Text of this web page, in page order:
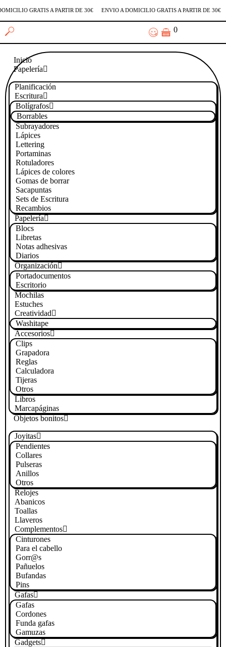
GRATIS A PARTIR DE 30€ ENVÍO A DOMICILIO GRATIS A PARTIR DE 30€
0
Inicio
Papelería
Planificación
Escritura
Bolígrafos
Borrables
Subrayadores
Lápices
Lettering
Portaminas
Rotuladores
Lápices de colores
Gomas de borrar
Sacapuntas
Sets de Escritura
Recambios
Papelería
Blocs
Libretas
Notas adhesivas
Diarios
Organización
Portadocumentos
Escritorio
Mochilas
Estuches
Creatividad
Washitape
Accesorios
Clips
Grapadora
Reglas
Calculadora
Tijeras
Otros
Libros
Marcapáginas
Objetos bonitos
Joyitas
Pendientes
Collares
Pulseras
Anillos
Otros
Relojes
Abanicos
Toallas
Llaveros
Complementos
Cinturones
Para el cabello
Gorr@s
Pañuelos
Bufandas
Pins
Gafas
Gafas
Cordones
Funda gafas
Gamuzas
Gadgets